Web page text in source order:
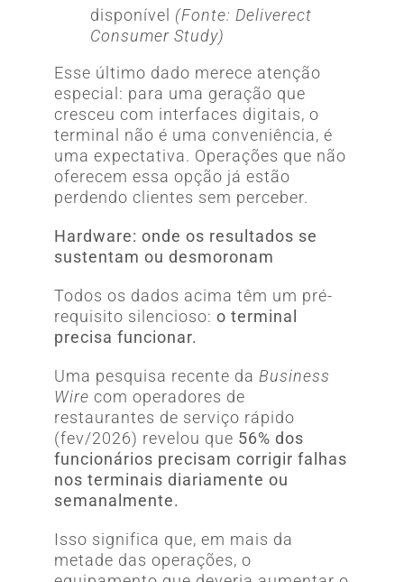
disponível (Fonte: Deliverect
Consumer Study)
Esse último dado merece atenção
especial: para uma geração que
cresceu com interfaces digitais, o
terminal não é uma conveniência, é
uma expectativa. Operações que não
oferecem essa opção já estão
perdendo clientes sem perceber.
Hardware: onde os resultados se
sustentam ou desmoronam
Todos os dados acima têm um pré-
requisito silencioso: o terminal
precisa funcionar.
Uma pesquisa recente da Business
Wire com operadores de
restaurantes de serviço rápido
(fev/2026) revelou que 56% dos
funcionários precisam corrigir falhas
nos terminais diariamente ou
semanalmente.
Isso significa que, em mais da
metade das operações, o